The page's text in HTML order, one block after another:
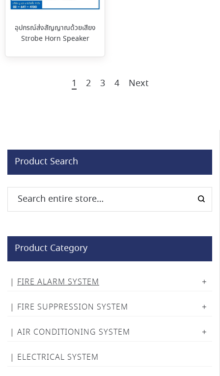
อุปกรณ์ส่งสัญญาณด้วยเสียง
Strobe Horn Speaker
1 2 3 4 Next
Product Search
Product Category
FIRE ALARM SYSTEM
FIRE SUPPRESSION SYSTEM
AIR CONDITIONING SYSTEM
ELECTRICAL SYSTEM